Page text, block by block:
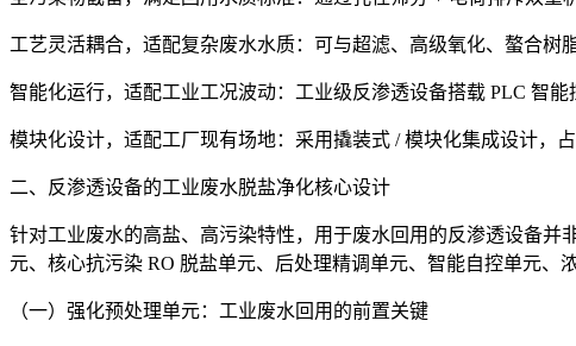
工艺灵活耦合，适配复杂废水水质：可与超滤、高级氧化、螯合树
智能化运行，适配工业工况波动：工业级反渗透设备搭载 PLC 智
模块化设计，适配工厂现有场地：采用撬装式 / 模块化集成设计，
二、反渗透设备的工业废水脱盐净化核心设计
针对工业废水的高盐、高污染特性，用于废水回用的反渗透设备
元、核心抗污染 RO 脱盐单元、后处理精调单元、智能自控单元、
（一）强化预处理单元：工业废水回用的前置关键